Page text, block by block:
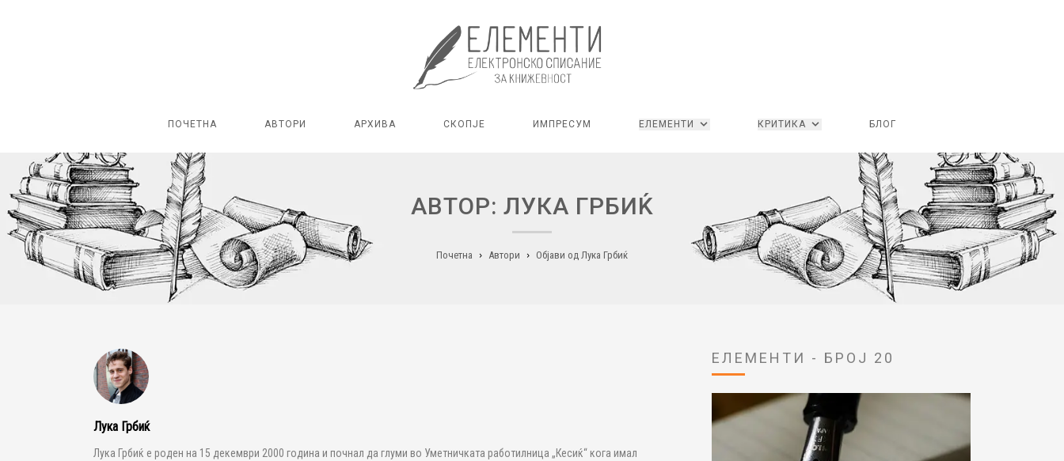
ПОЧЕТНА АВТОРИ АРХИВА СКОПЈЕ ИМПРЕСУМ ЕЛЕМЕНТИ КРИТИКА БЛОГ
АВТОР: ЛУКА ГРБИЌ
Почетна Автори Објави од Лука Грбиќ
Лука Грбиќ
Лука Грбиќ е роден на 15 декември 2000 година и почнал да глуми во Уметничката работилница „Кесиќ“ кога имал
ЕЛЕМЕНТИ - БРОЈ 20